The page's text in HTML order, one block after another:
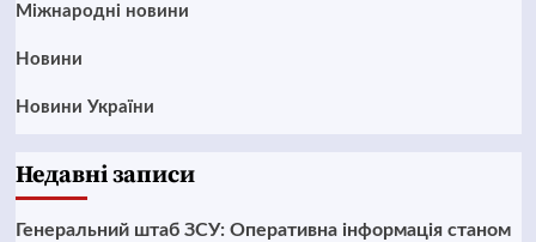
Міжнародні новини
Новини
Новини України
Недавні записи
Генеральний штаб ЗСУ: Оперативна інформація станом